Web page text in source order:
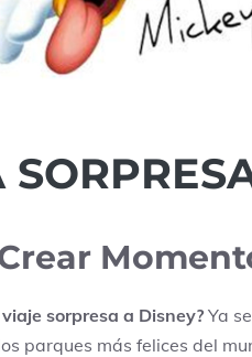
sorpresa a Disney? Ya
parques más felices del